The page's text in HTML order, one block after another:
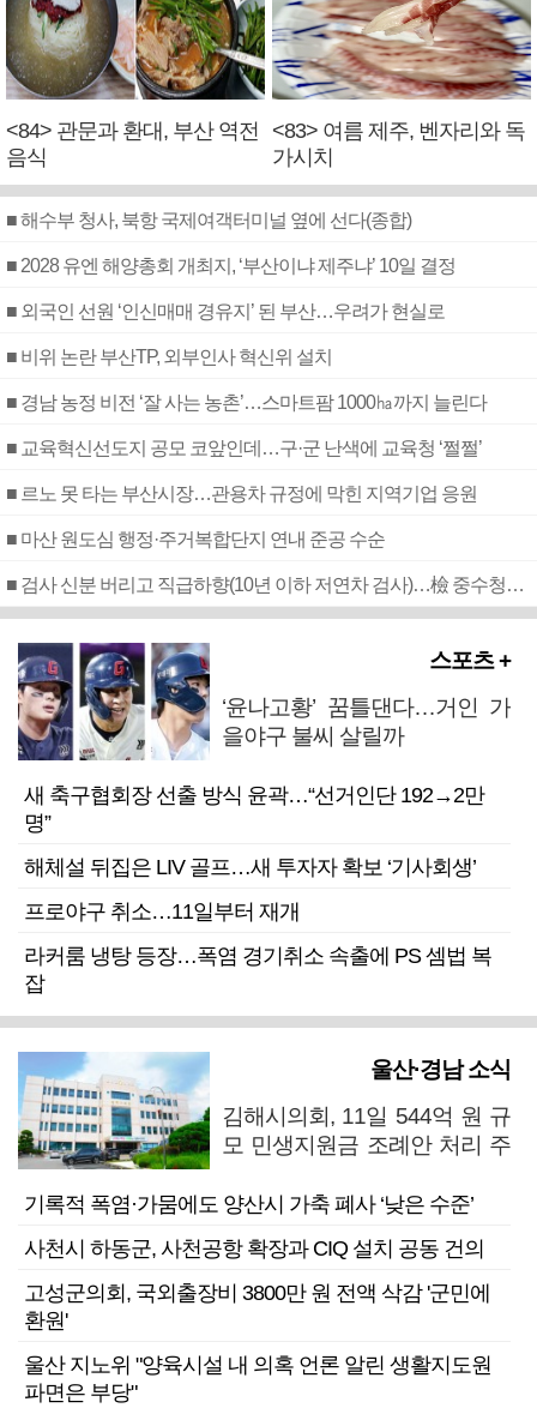
<84> 관문과 환대, 부산 역전
음식
<83> 여름 제주, 벤자리와 독
가시치
■ 해수부 청사, 북항 국제여객터미널 옆에 선다(종합)
■ 2028 유엔 해양총회 개최지, ‘부산이냐 제주냐’ 10일 결정
■ 외국인 선원 ‘인신매매 경유지’ 된 부산…우려가 현실로
■ 비위 논란 부산TP, 외부인사 혁신위 설치
■ 경남 농정 비전 ‘잘 사는 농촌’…스마트팜 1000㏊까지 늘린다
■ 교육혁신선도지 공모 코앞인데…구·군 난색에 교육청 ‘쩔쩔’
■ 르노 못 타는 부산시장…관용차 규정에 막힌 지역기업 응원
■ 마산 원도심 행정·주거복합단지 연내 준공 수순
■ 검사 신분 버리고 직급하향(10년 이하 저연차 검사)…檢 중수청행 기피
스포츠 +
‘윤나고황’ 꿈틀댄다…거인 가
을야구 불씨 살릴까
새 축구협회장 선출 방식 윤곽…“선거인단 192→2만
명”
해체설 뒤집은 LIV 골프…새 투자자 확보 ‘기사회생’
프로야구 취소…11일부터 재개
라커룸 냉탕 등장…폭염 경기취소 속출에 PS 셈법 복
잡
울산·경남 소식
김해시의회, 11일 544억 원 규
모 민생지원금 조례안 처리 주
기록적 폭염·가뭄에도 양산시 가축 폐사 ‘낮은 수준’
사천시 하동군, 사천공항 확장과 CIQ 설치 공동 건의
고성군의회, 국외출장비 3800만 원 전액 삭감 '군민에
환원'
울산 지노위 "양육시설 내 의혹 언론 알린 생활지도원
파면은 부당"